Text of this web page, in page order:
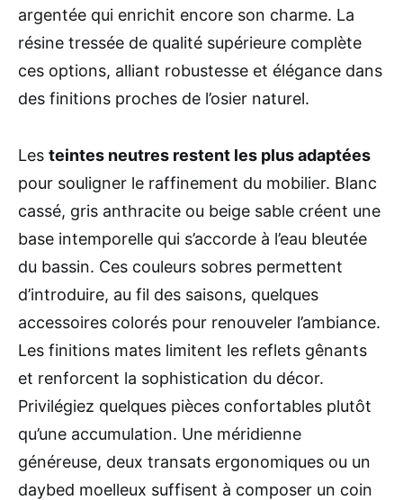
argentée qui enrichit encore son charme. La
résine tressée de qualité supérieure complète
ces options, alliant robustesse et élégance dans
des finitions proches de l’osier naturel.
Les teintes neutres restent les plus adaptées
pour souligner le raffinement du mobilier. Blanc
cassé, gris anthracite ou beige sable créent une
base intemporelle qui s’accorde à l’eau bleutée
du bassin. Ces couleurs sobres permettent
d’introduire, au fil des saisons, quelques
accessoires colorés pour renouveler l’ambiance.
Les finitions mates limitent les reflets gênants
et renforcent la sophistication du décor.
Privilégiez quelques pièces confortables plutôt
qu’une accumulation. Une méridienne
généreuse, deux transats ergonomiques ou un
daybed moelleux suffisent à composer un coin